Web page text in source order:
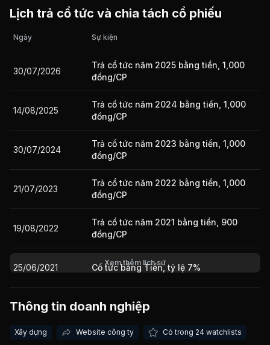
Giá trị giao dịch nhà đầu tư nước ngoài 10 phiên gần nhất
Lịch trả cổ tức và chia tách cổ phiếu
Ngày Sự kiện
30/07/2026
Trả cổ tức năm 2025 bằng tiền, 1,000
đồng/CP
14/08/2025
Trả cổ tức năm 2024 bằng tiền, 1,000
đồng/CP
30/07/2024
Trả cổ tức năm 2023 bằng tiền, 1,000
đồng/CP
21/07/2023
Trả cổ tức năm 2022 bằng tiền, 1,000
đồng/CP
19/08/2022
Trả cổ tức năm 2021 bằng tiền, 900
đồng/CP
25/06/2021 Cổ tức bằng Tiền, tỷ lệ 7%
22/07/2020 Cổ tức bằng Tiền, tỷ lệ 3%
Xem thêm lịch sử
Thông tin doanh nghiệp
Xây dựng Website công ty Có trong 24 watchlists